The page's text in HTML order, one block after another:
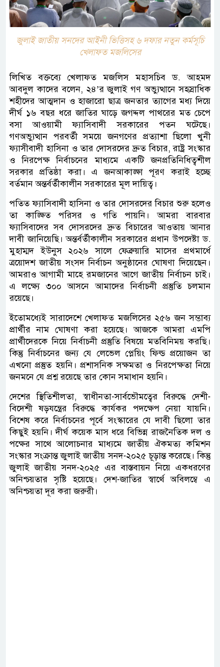
জুলাই জাতীয় সনদের আইনী ভিত্তিসহ ৬ দফার নতুন কর্মসূচি
খেলাফত মজলিসের
লিখিত বক্তব্যে খেলাফত মজলিস মহাসচিব ড. আহমদ
আবদুল কাদের বলেন, ২৪’র জুলাই গণ অভ্যুত্থানে সহস্রাধিক
শহীদের আত্মদান ও হাজারো ছাত্র জনতার ত্যাগের মধ্য দিয়ে
দীর্ঘ ১৬ বছর ধরে জাতির ঘাড়ে জগদ্দল পাথরের মত চেপে
বসা আওয়ামী ফ্যাসিবাদী সরকারের পতন ঘটেছে।
গণঅভ্যুত্থান পরবর্তী সময়ে জনগণের প্রত্যাশা ছিলো খুনী
ফ্যাসীবাদী হাসিনা ও তার দোসরদের দ্রুত বিচার, রাষ্ট্র সংস্কার
ও নিরপেক্ষ নির্বাচনের মাধ্যমে একটি জনপ্রতিনিধিত্বশীল
সরকার প্রতিষ্ঠা করা। এ জনআকাঙ্ক্ষা পূরণ করাই হচ্ছে
বর্তমান অন্তর্বর্তীকালীন সরকারের মূল দায়িত্ব।
পতিত ফ্যাসিবাদী হাসিনা ও তার দোসরদের বিচার শুরু হলেও
তা কাঙ্ক্ষিত পরিসর ও গতি পায়নি। আমরা বারবার
ফ্যাসিবাদের সব দোসরদের দ্রুত বিচারের আওতায় আনার
দাবী জানিয়েছি। অন্তর্বর্তীকালীন সরকারের প্রধান উপদেষ্টা ড.
মুহাম্মদ ইউনুস ২০২৬ সালে ফেব্রুয়ারি মাসের প্রথমার্ধে
ত্রয়োদশ জাতীয় সংসদ নির্বাচন অনুষ্ঠানের ঘোষণা দিয়েছেন।
আমরাও আগামী মাহে রমজানের আগে জাতীয় নির্বাচন চাই।
এ লক্ষ্যে ৩০০ আসনে আমাদের নির্বাচনী প্রস্তুতি চলমান
রয়েছে।
ইতোমধ্যেই সারাদেশে খেলাফত মজলিসের ২৫৬ জন সম্ভাব্য
প্রার্থীর নাম ঘোষণা করা হয়েছে। আজকে আমরা এমপি
প্রার্থীদেরকে নিয়ে নির্বাচনী প্রস্তুতি বিষয়ে মতবিনিময় করছি।
কিন্তু নির্বাচনের জন্য যে লেভেল প্লেয়িং ফিল্ড প্রয়োজন তা
এখনো প্রস্তুত হয়নি। প্রশাসনিক সক্ষমতা ও নিরপেক্ষতা নিয়ে
জনমনে যে প্রশ্ন রয়েছে তার কোন সমাধান হয়নি।
দেশের স্থিতিশীলতা, স্বাধীনতা-সার্বভৌমত্বের বিরুদ্ধে দেশী-
বিদেশী ষড়যন্ত্রের বিরুদ্ধে কার্যকর পদক্ষেপ নেয়া যায়নি।
বিশেষ করে নির্বাচনের পূর্বে সংস্কারের যে দাবী ছিলো তার
কিছুই হয়নি। দীর্ঘ কয়েক মাস ধরে বিভিন্ন রাজনৈতিক দল ও
পক্ষের সাথে আলোচনার মাধ্যমে জাতীয় ঐকমত্য কমিশন
সংস্কার সংক্রান্ত জুলাই জাতীয় সনদ-২০২৫ চূড়ান্ত করেছে। কিন্তু
জুলাই জাতীয় সনদ-২০২৫ এর বাস্তবায়ন নিয়ে একধরণের
অনিশ্চয়তার সৃষ্টি হয়েছে। দেশ-জাতির স্বার্থে অবিলম্বে এ
অনিশ্চয়তা দূর করা জরুরী।